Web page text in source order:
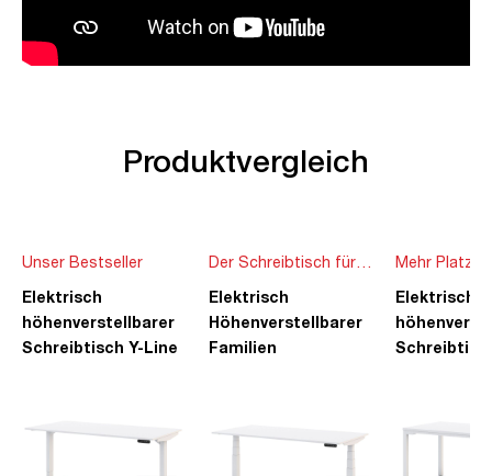
Produktvergleich
Unser Bestseller
Elektrisch
höhenverstellbarer
Schreibtisch Y-Line
Der Schreibtisch für
die ganze Familie
Elektrisch
Höhenverstellbarer
Familien
Mehr Platz
Ideen
Elektrisch